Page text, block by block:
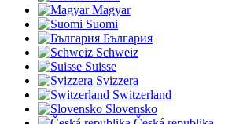
Magyar
Suomi
България
Schweiz
Suisse
Svizzera
Switzerland
Slovensko